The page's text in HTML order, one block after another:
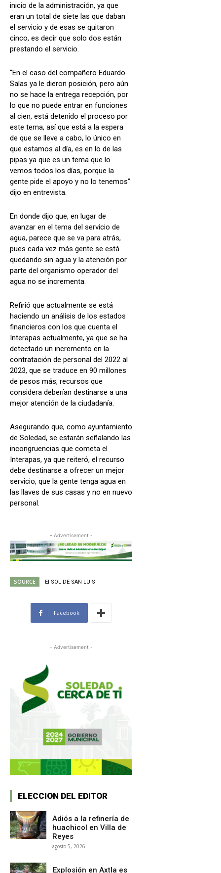
inicio de la administración, ya que
eran un total de siete las que daban
el servicio y de esas se quitaron
cinco, es decir que solo dos están
prestando el servicio.
“En el caso del compañero Eduardo
Salas ya le dieron posición, pero aún
no se hace la entrega recepción, por
lo que no puede entrar en funciones
al cien, está detenido el proceso por
este tema, así que está a la espera
de que se lleve a cabo, lo único en
que estamos al día, es en lo de las
pipas ya que es un tema que lo
vemos todos los días, porque la
gente pide el apoyo y no lo tenemos”
dijo en entrevista.
En donde dijo que, en lugar de
avanzar en el tema del servicio de
agua, parece que se va para atrás,
pues cada vez más gente se está
quedando sin agua y la atención por
parte del organismo operador del
agua no se incrementa.
Refirió que actualmente se está
haciendo un análisis de los estados
financieros con los que cuenta el
Interapas actualmente, ya que se ha
detectado un incremento en la
contratación de personal del 2022 al
2023, que se traduce en 90 millones
de pesos más, recursos que
considera deberían destinarse a una
mejor atención de la ciudadanía.
Asegurando que, como ayuntamiento
de Soledad, se estarán señalando las
incongruencias que cometa el
Interapas, ya que reiteró, el recurso
debe destinarse a ofrecer un mejor
servicio, que la gente tenga agua en
las llaves de sus casas y no en nuevo
personal.
- Advertisement -
SOURCE El SOL DE SAN LUIS
Facebook
- Advertisement -
ELECCION DEL EDITOR
Adiós a la refinería de
huachicol en Villa de
Reyes
agosto 5, 2026
Explosión en Axtla es